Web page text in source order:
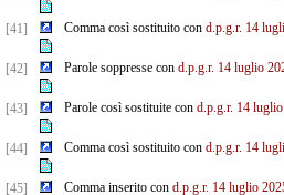
[41] Comma così sostituito con d.p.g.r. 14
[42] Parole soppresse con d.p.g.r. 14 luglio
[43] Parole così sostituite con d.p.g.r. 14
[44] Comma così sostituito con d.p.g.r. 14
[45] Comma inserito con d.p.g.r. 14 luglio